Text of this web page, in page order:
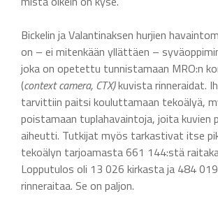
Bickelin ja Valantinaksen hurjien
on – ei mitenkään yllättäen –
joka on opetettu tunnistamaan MRO:n
(context camera, CTX)kuvista rinneraidat.
tarvittiin paitsi kouluttamaan tekoälyä,
poistamaan tuplahavaintoja, joita kuvien
aiheutti. Tutkijat myös tarkastivat itse
tekoälyn tarjoamasta 661 144:stä
Lopputulos oli 13 026 kirkasta ja 484
rinneraitaa. Se on paljon.